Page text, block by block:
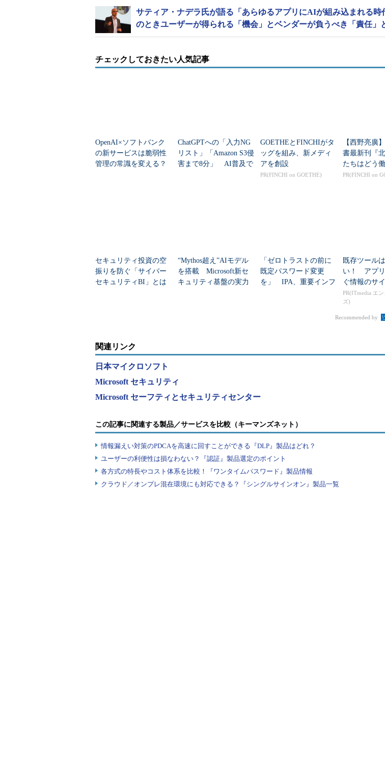
空間の区別がなくなったことを指している。
その上で山内氏は「サイバー空間における脅威の深刻化は、ビジネスや社会
たが、脅威に対処していくためには、新しい考え方で取り組むことが求められ
なりました」と指摘した。
持続的な成長のために重要になる「サイバーセキュリティのエコシ
いる。「持続的な発展のためのサイバーセキュリティ」を戦略に掲げ、2020年
の柱でサイバーセキュリティのエコシステムを構築していくことを目指すもの
組みを支える3本の柱とは、「
加・連携・協働」だ。
の活躍を期待するのではなく、みんなが協力してそれぞれで問題に対処してい
う考え方です。例えば、ゴジラが上陸するなら、いつ上陸するか、いま何をし
を近くにいる人が見て報告することができます。国もNISCを中心に関係機関で
調整、連携を進めていきます」（山内氏）
その上で、山内氏は、最近行った取り組みを幾つか紹介。「サイバーセキュ
サティア・ナデラ氏が語る「あらゆるアプリにAIが組み込まれる時
のときユーザーが得られる「機会」とベンダーが負うべき「責任」
チェックしておきたい人気記事
OpenAI×ソフトバンク
の新サービスは脆弱性
管理の常識を変える？
ChatGPTへの「入力NG
リスト」「Amazon S3侵
害まで8分」 AI普及で
GOETHEとFINCHIがタ
ッグを組み、新メディ
アを創設
PR(FINCHI on GOETHE)
【西野亮廣
書最新刊『
たちはどう働
PR(FINCHI on
セキュリティ投資の空
振りを防ぐ「サイバー
セキュリティBI」とは
“Mythos超え”AIモデル
を搭載 Microsoft新セ
キュリティ基盤の実力
「ゼロトラストの前に
既定パスワード変更
を」 IPA、重要インフ
既存ツール
い！ アプ
ぐ情報のサ
PR(ITmedia エ
ズ)
Recommended by
関連リンク
日本マイクロソフト
Microsoft セキュリティ
Microsoft セーフティとセキュリティセンター
この記事に関連する製品／サービスを比較（キーマンズネット）
情報漏えい対策のPDCAを高速に回すことができる『DLP』製品はどれ？
ユーザーの利便性は損なわない？『認証』製品選定のポイント
各方式の特長やコスト体系を比較！『ワンタイムパスワード』製品情報
クラウド／オンプレ混在環境にも対応できる？『シングルサインオン』製品一覧